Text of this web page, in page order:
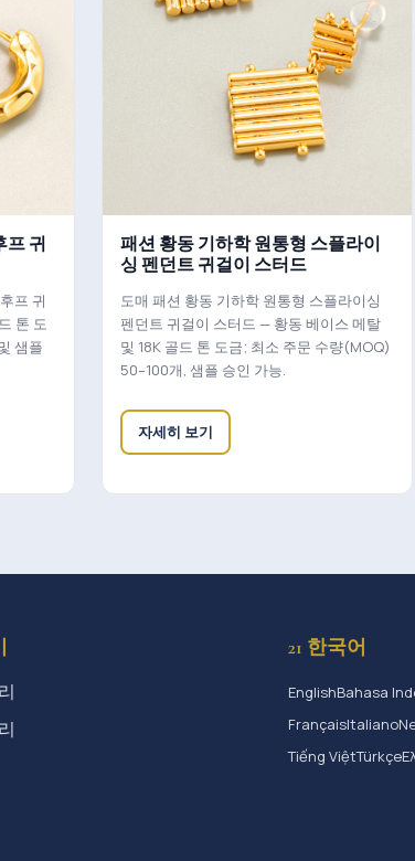
프 귀
프 귀
톤 도
샘플
패션 황동 기하학 원통형 스플라이
싱 펜던트 귀걸이 스터드
도매 패션 황동 기하학 원통형 스플라이싱
펜던트 귀걸이 스터드 — 황동 베이스 메탈
및 18K 골드 톤 도금; 최소 주문 수량(MOQ)
50–100개, 샘플 승인 가능.
자세히 보기
21 한국어
EnglishBahasa
FrançaisItaliano
Tiếng ViệtTürkçe